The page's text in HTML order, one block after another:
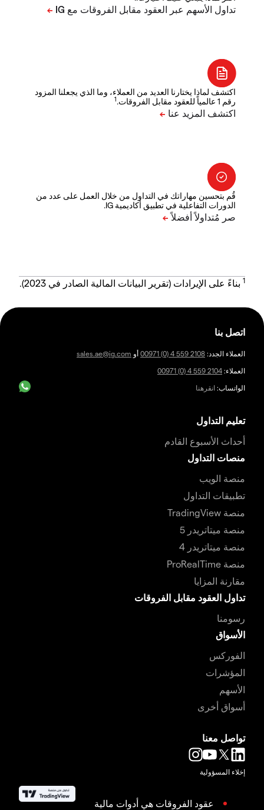
اكتشف لماذا يختارنا العديد من العملاء، وما الذي يجعلنا المزود
رقم 1 عالمياً للعقود مقابل الفروقات.
1
قُم بتحسين مهاراتك في التداول من خلال العمل على عدد من
الدورات التفاعلية في تطبيق أكاديمية IG.
1 بناءً على الإيرادات (تقرير البيانات المالية الصادر في 2023).
اتصل بنا
العملاء الجدد: 00971 (0) 4 559 2108 أو sales.ae@ig.com
العملاء: 00971 (0) 4 559 2104
الواتساب: انقرهنا
تعليم التداول
أحداث الأسبوع القادم
منصات التداول
منصة الويب
تطبيقات التداول
منصة TradingView
منصة ميتاتريدر 5
منصة ميتاتريدر 4
منصة ProRealTime
مقارنة المزايا
تداول العقود مقابل الفروقات
رسومنا
الأسواق
الفوركس
المؤشرات
الأسهم
أسواق أخرى
تواصل معنا
إخلاء المسؤولية
عقود الفروقات هي أدوات مالية